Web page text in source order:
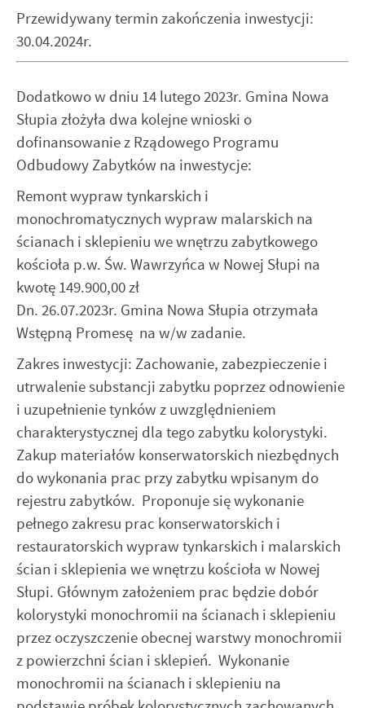
Przewidywany termin zakończenia inwestycji:
30.04.2024r.
Dodatkowo w dniu 14 lutego 2023r. Gmina Nowa
Słupia złożyła dwa kolejne wnioski o
dofinansowanie z Rządowego Programu
Odbudowy Zabytków na inwestycje:
Remont wypraw tynkarskich i
monochromatycznych wypraw malarskich na
ścianach i sklepieniu we wnętrzu zabytkowego
kościoła p.w. Św. Wawrzyńca w Nowej Słupi na
kwotę 149.900,00 zł
Dn. 26.07.2023r. Gmina Nowa Słupia otrzymała
Wstępną Promesę na w/w zadanie.
Zakres inwestycji: Zachowanie, zabezpieczenie i
utrwalenie substancji zabytku poprzez odnowienie
i uzupełnienie tynków z uwzględnieniem
charakterystycznej dla tego zabytku kolorystyki.
Zakup materiałów konserwatorskich niezbędnych
do wykonania prac przy zabytku wpisanym do
rejestru zabytków. Proponuje się wykonanie
pełnego zakresu prac konserwatorskich i
restauratorskich wypraw tynkarskich i malarskich
ścian i sklepienia we wnętrzu kościoła w Nowej
Słupi. Głównym założeniem prac będzie dobór
kolorystyki monochromii na ścianach i sklepieniu
przez oczyszczenie obecnej warstwy monochromii
z powierzchni ścian i sklepień. Wykonanie
monochromii na ścianach i sklepieniu na